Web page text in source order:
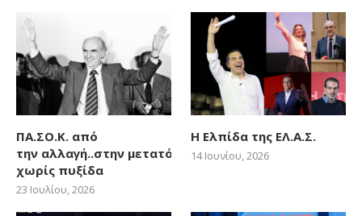
ΠΑ.ΣΟ.Κ. από
την αλλαγή..στην μετατόπιση
χωρίς πυξίδα
23 Ιουλίου, 2026
Η Ελπίδα της ΕΛ.Α.Σ.
14 Ιουνίου, 2026